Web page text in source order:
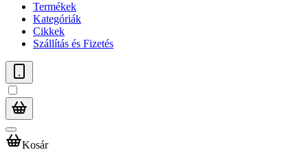
Termékek
Kategóriák
Cikkek
Szállítás és Fizetés
Kosár